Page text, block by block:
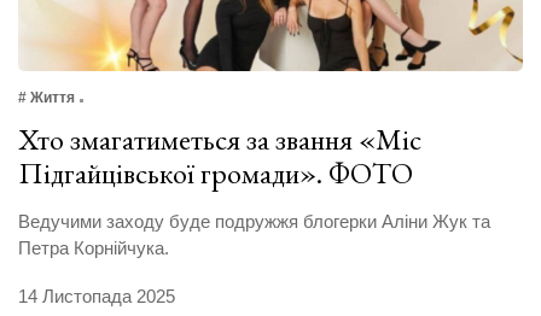
# Життя
Хто змагатиметься за звання «Міс
Підгайцівської громади». ФОТО
Ведучими заходу буде подружжя блогерки Аліни Жук та
Петра Корнійчука.
14 Листопада 2025